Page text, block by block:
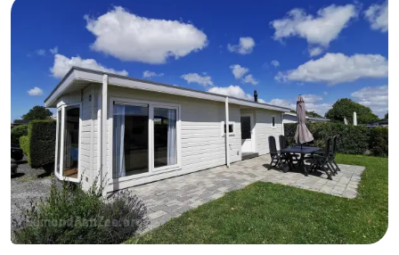
Parken
Reisebuchshop
Medizin
Adressen
Region
Nordholland
-